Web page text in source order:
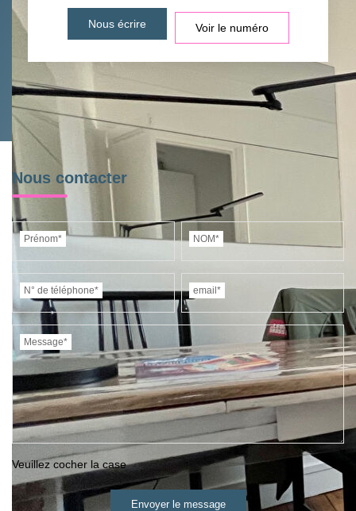
Nous écrire Voir le numéro
Nous contacter
Prénom* NOM*
N° de téléphone* email*
Message*
Veuillez cocher la case
Envoyer le message